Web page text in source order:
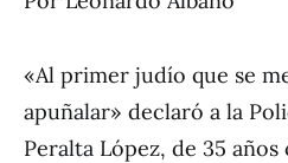
«Al primer judío que se
apuñalar» declaró a la
Peralta López, de 35